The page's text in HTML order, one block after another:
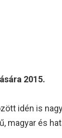
2015.
idén is
magyar és